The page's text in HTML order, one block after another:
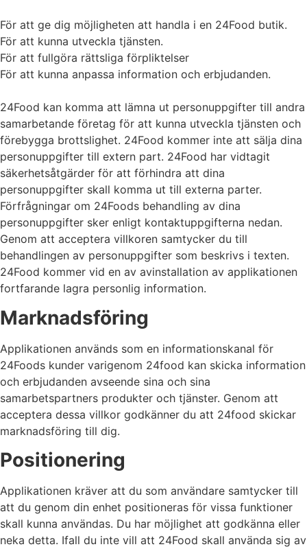
För att ge dig möjligheten att handla i en 24Food butik.
För att kunna utveckla tjänsten.
För att fullgöra rättsliga förpliktelser
För att kunna anpassa information och erbjudanden.
24Food kan komma att lämna ut personuppgifter till andra
samarbetande företag för att kunna utveckla tjänsten och
förebygga brottslighet. 24Food kommer inte att sälja dina
personuppgifter till extern part. 24Food har vidtagit
säkerhetsåtgärder för att förhindra att dina
personuppgifter skall komma ut till externa parter.
Förfrågningar om 24Foods behandling av dina
personuppgifter sker enligt kontaktuppgifterna nedan.
Genom att acceptera villkoren samtycker du till
behandlingen av personuppgifter som beskrivs i texten.
24Food kommer vid en av avinstallation av applikationen
fortfarande lagra personlig information.
Marknadsföring
Applikationen används som en informationskanal för
24Foods kunder varigenom 24food kan skicka information
och erbjudanden avseende sina och sina
samarbetspartners produkter och tjänster. Genom att
acceptera dessa villkor godkänner du att 24food skickar
marknadsföring till dig.
Positionering
Applikationen kräver att du som användare samtycker till
att du genom din enhet positioneras för vissa funktioner
skall kunna användas. Du har möjlighet att godkänna eller
neka detta. Ifall du inte vill att 24Food skall använda sig av